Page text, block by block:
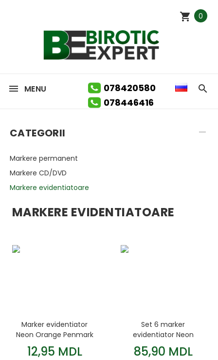
0
MENU
078420580
078446416
CATEGORII
Markere permanent
Markere CD/DVD
Markere evidentiatoare
MARKERE EVIDENTIATOARE
Marker evidentiator
Neon Orange Penmark
12,95 MDL
Set 6 marker
evidentiator Neon
Penmark
85,90 MDL